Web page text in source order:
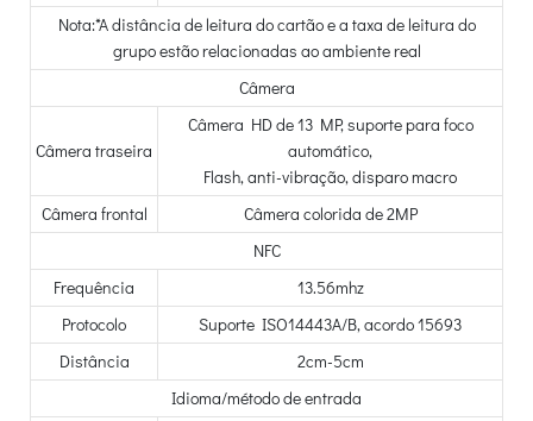
Nota:*A distância de leitura do cartão e a taxa de leitura do
grupo estão relacionadas ao ambiente real
Câmera
Câmera traseira
Câmera HD de 13 MP, suporte para foco
automático,
Flash, anti-vibração, disparo macro
Câmera frontal
Câmera colorida de 2MP
NFC
Frequência
13.56mhz
Protocolo
Suporte ISO14443A/B, acordo 15693
Distância
2cm-5cm
Idioma/método de entrada